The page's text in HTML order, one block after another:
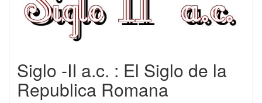
Siglo -II a.c. : El Siglo de la
Republica Romana